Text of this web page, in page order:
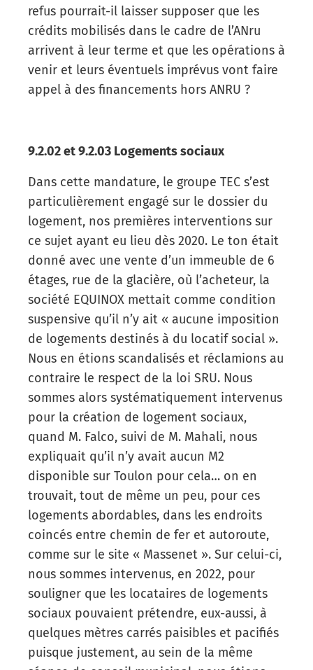
refus pourrait-il laisser supposer que les
crédits mobilisés dans le cadre de l’ANru
arrivent à leur terme et que les opérations à
venir et leurs éventuels imprévus vont faire
appel à des financements hors ANRU ?
9.2.02 et 9.2.03 Logements sociaux
Dans cette mandature, le groupe TEC s’est
particulièrement engagé sur le dossier du
logement, nos premières interventions sur
ce sujet ayant eu lieu dès 2020. Le ton était
donné avec une vente d’un immeuble de 6
étages, rue de la glacière, où l’acheteur, la
société EQUINOX mettait comme condition
suspensive qu’il n’y ait « aucune imposition
de logements destinés à du locatif social ».
Nous en étions scandalisés et réclamions au
contraire le respect de la loi SRU. Nous
sommes alors systématiquement intervenus
pour la création de logement sociaux,
quand M. Falco, suivi de M. Mahali, nous
expliquait qu’il n’y avait aucun M2
disponible sur Toulon pour cela… on en
trouvait, tout de même un peu, pour ces
logements abordables, dans les endroits
coincés entre chemin de fer et autoroute,
comme sur le site « Massenet ». Sur celui-ci,
nous sommes intervenus, en 2022, pour
souligner que les locataires de logements
sociaux pouvaient prétendre, eux-aussi, à
quelques mètres carrés paisibles et pacifiés
puisque justement, au sein de la même